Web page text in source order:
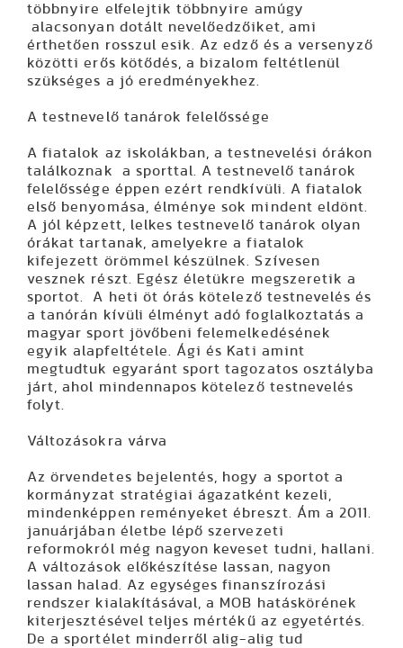
többnyire elfelejtik többnyire amúgy
alacsonyan dotált nevelőedzőiket, ami
érthetően rosszul esik. Az edző és a versenyző
közötti erős kötődés, a bizalom feltétlenül
szükséges a jó eredményekhez.
A testnevelő tanárok felelőssége
A fiatalok az iskolákban, a testnevelési órákon
találkoznak a sporttal. A testnevelő tanárok
felelőssége éppen ezért rendkívüli. A fiatalok
első benyomása, élménye sok mindent eldönt.
A jól képzett, lelkes testnevelő tanárok olyan
órákat tartanak, amelyekre a fiatalok
kifejezett örömmel készülnek. Szívesen
vesznek részt. Egész életükre megszeretik a
sportot. A heti öt órás kötelező testnevelés és
a tanórán kívüli élményt adó foglalkoztatás a
magyar sport jövőbeni felemelkedésének
egyik alapfeltétele. Ági és Kati amint
megtudtuk egyaránt sport tagozatos osztályba
járt, ahol mindennapos kötelező testnevelés
folyt.
Változásokra várva
Az örvendetes bejelentés, hogy a sportot a
kormányzat stratégiai ágazatként kezeli,
mindenképpen reményeket ébreszt. Ám a 2011.
januárjában életbe lépő szervezeti
reformokról még nagyon keveset tudni, hallani.
A változások előkészítése lassan, nagyon
lassan halad. Az egységes finanszírozási
rendszer kialakításával, a MOB hatáskörének
kiterjesztésével teljes mértékű az egyetértés.
De a sportélet minderről alig-alig tud